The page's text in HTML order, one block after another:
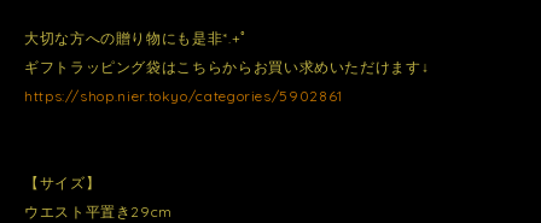
大切な方への贈り物にも是非*.+ﾟ
ギフトラッピング袋はこちらからお買い求めいただけます↓
https://shop.nier.tokyo/categories/5902861
【サイズ】
ウエスト平置き29cm